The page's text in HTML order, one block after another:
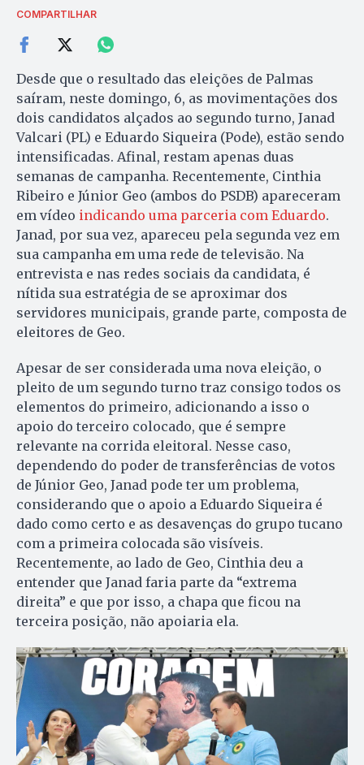
COMPARTILHAR
Desde que o resultado das eleições de Palmas
saíram, neste domingo, 6, as movimentações dos
dois candidatos alçados ao segundo turno, Janad
Valcari (PL) e Eduardo Siqueira (Pode), estão sendo
intensificadas. Afinal, restam apenas duas
semanas de campanha. Recentemente, Cinthia
Ribeiro e Júnior Geo (ambos do PSDB) apareceram
em vídeo indicando uma parceria com Eduardo.
Janad, por sua vez, apareceu pela segunda vez em
sua campanha em uma rede de televisão. Na
entrevista e nas redes sociais da candidata, é
nítida sua estratégia de se aproximar dos
servidores municipais, grande parte, composta de
eleitores de Geo.
Apesar de ser considerada uma nova eleição, o
pleito de um segundo turno traz consigo todos os
elementos do primeiro, adicionando a isso o
apoio do terceiro colocado, que é sempre
relevante na corrida eleitoral. Nesse caso,
dependendo do poder de transferências de votos
de Júnior Geo, Janad pode ter um problema,
considerando que o apoio a Eduardo Siqueira é
dado como certo e as desavenças do grupo tucano
com a primeira colocada são visíveis.
Recentemente, ao lado de Geo, Cinthia deu a
entender que Janad faria parte da “extrema
direita” e que por isso, a chapa que ficou na
terceira posição, não apoiaria ela.